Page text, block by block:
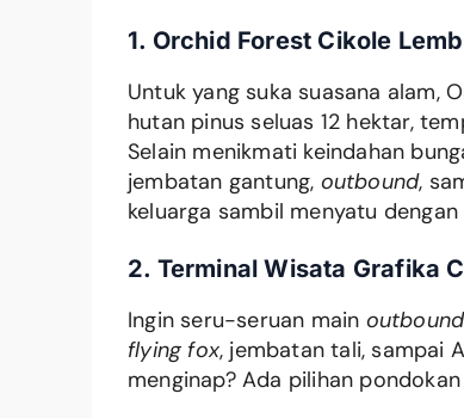
1. Orchid Forest Cikole
Untuk yang suka suasana alam,
hutan pinus seluas 12 hektar,
Selain menikmati keindahan
jembatan gantung, outbound,
keluarga sambil menyatu dengan
2. Terminal Wisata Grafika
Ingin seru-seruan main outbound
flying fox, jembatan tali, sampai
menginap? Ada pilihan